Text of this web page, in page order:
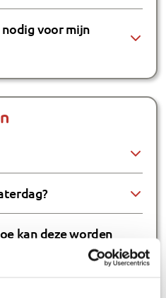
voor mijn
kan deze worden